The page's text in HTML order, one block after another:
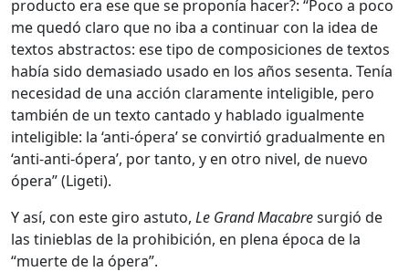
producto era ese que se proponía hacer?: “Poco a poco
me quedó claro que no iba a continuar con la idea de
textos abstractos: ese tipo de composiciones de textos
había sido demasiado usado en los años sesenta. Tenía
necesidad de una acción claramente inteligible, pero
también de un texto cantado y hablado igualmente
inteligible: la ‘anti-ópera’ se convirtió gradualmente en
‘anti-anti-ópera’, por tanto, y en otro nivel, de nuevo
ópera” (Ligeti).
Y así, con este giro astuto, Le Grand Macabresurgió de
las tinieblas de la prohibición, en plena época de la
“muerte de la ópera”.